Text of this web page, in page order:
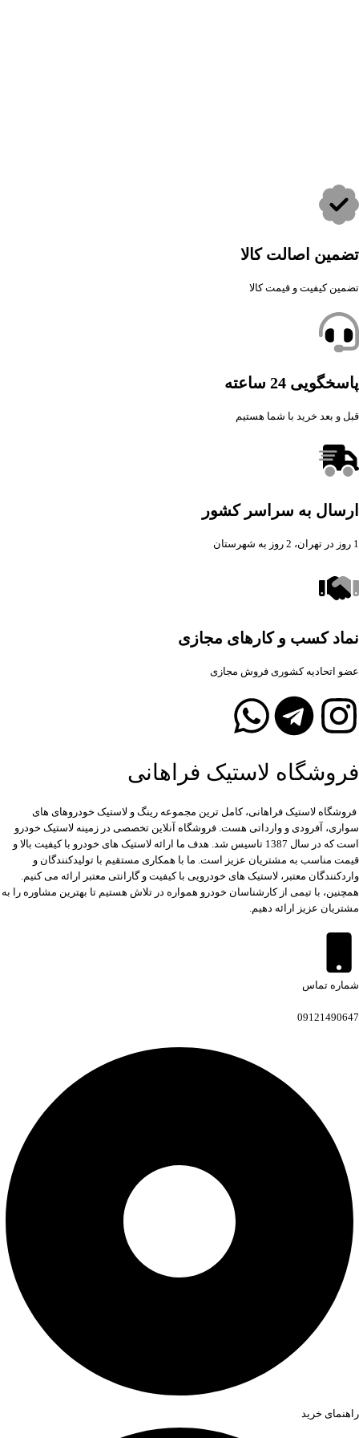
تضمین اصالت کالا
تضمین کیفیت و قیمت کالا
پاسخگویی 24 ساعته
قبل و بعد خرید با شما هستیم
ارسال به سراسر کشور
1 روز در تهران، 2 روز به شهرستان
نماد کسب و کارهای مجازی
عضو اتحادیه کشوری فروش مجازی
فروشگاه لاستیک فراهانی
فروشگاه لاستیک فراهانی، کامل ترین مجموعه رینگ و لاستیک خودروهای های
سواری، آفرودی و وارداتی هست. فروشگاه آنلاین تخصصی در زمینه لاستیک خودرو
است که در سال 1387 تاسیس شد. هدف ما ارائه لاستیک های خودرو با کیفیت بالا و
قیمت مناسب به مشتریان عزیز است. ما با همکاری مستقیم با تولیدکنندگان و
واردکنندگان معتبر، لاستیک های خودرویی با کیفیت و گارانتی معتبر ارائه می کنیم.
همچنین، با تیمی از کارشناسان خودرو همواره در تلاش هستیم تا بهترین مشاوره را به
مشتریان عزیز ارائه دهیم.
شماره تماس
09121490647
راهنمای خرید